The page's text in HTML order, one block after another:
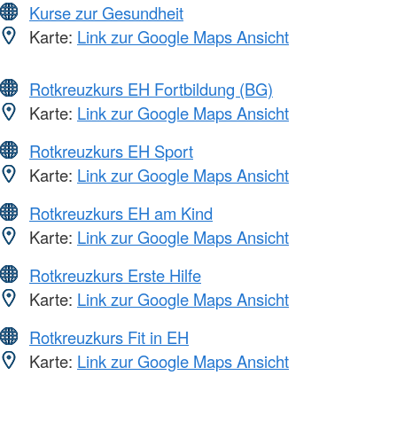
Kurse zur Gesundheit
Karte: Link zur Google Maps Ansicht
Rotkreuzkurs EH Fortbildung (BG)
Karte: Link zur Google Maps Ansicht
Rotkreuzkurs EH Sport
Karte: Link zur Google Maps Ansicht
Rotkreuzkurs EH am Kind
Karte: Link zur Google Maps Ansicht
Rotkreuzkurs Erste Hilfe
Karte: Link zur Google Maps Ansicht
Rotkreuzkurs Fit in EH
Karte: Link zur Google Maps Ansicht